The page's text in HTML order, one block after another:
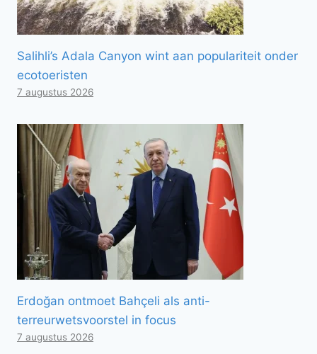
Salihli’s Adala Canyon wint aan populariteit onder
ecotoeristen
7 augustus 2026
Erdoğan ontmoet Bahçeli als anti-
terreurwetsvoorstel in focus
7 augustus 2026